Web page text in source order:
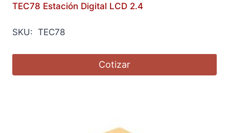
TEC78 Estación Digital LCD 2.4
SKU: TEC78
Cotizar